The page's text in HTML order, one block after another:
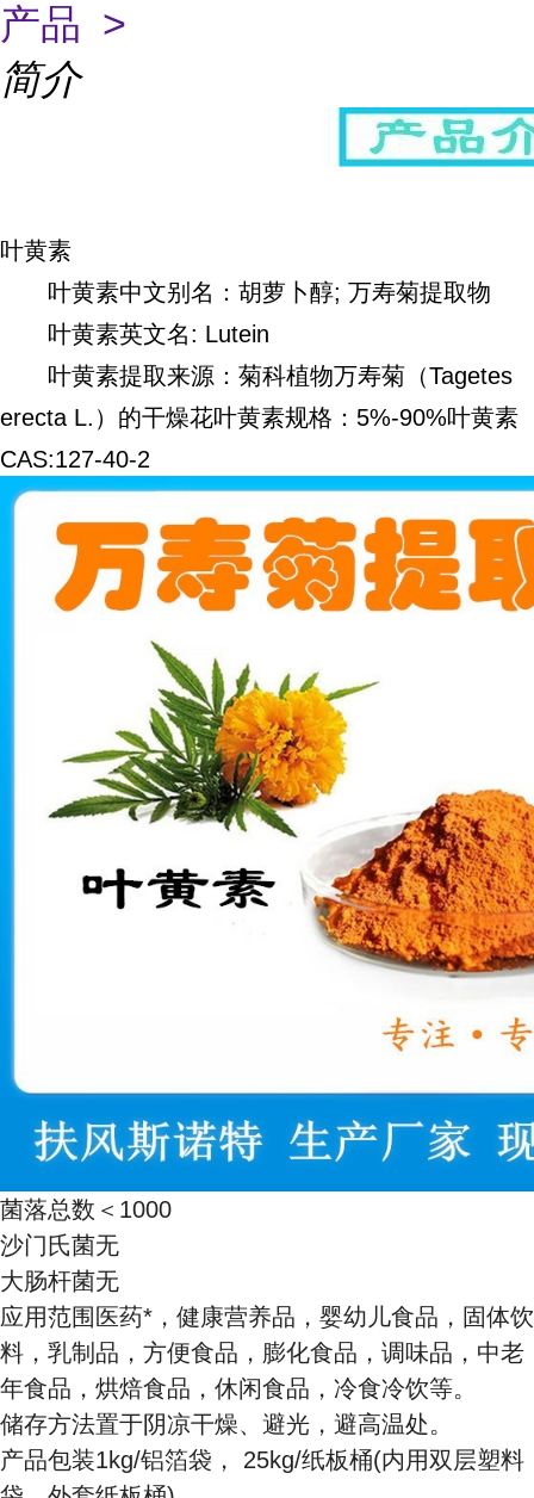
产品 >
简介
叶黄素
叶黄素中文别名：胡萝卜醇; 万寿菊提取物
叶黄素英文名: Lutein
叶黄素提取来源：菊科植物万寿菊（Tagetes
erecta L.）的干燥花叶黄素规格：5%-90%叶黄素
CAS:127-40-2
菌落总数＜1000
沙门氏菌无
大肠杆菌无
应用范围医药*，健康营养品，婴幼儿食品，固体饮
料，乳制品，方便食品，膨化食品，调味品，中老
年食品，烘焙食品，休闲食品，冷食冷饮等。
储存方法置于阴凉干燥、避光，避高温处。
产品包装1kg/铝箔袋， 25kg/纸板桶(内用双层塑料